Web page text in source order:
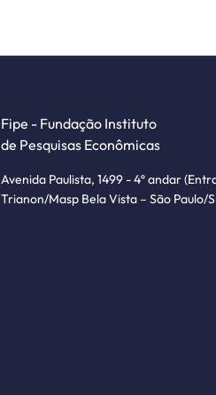
Fipe - Fundação Instituto
de Pesquisas Econômicas
Avenida Paulista, 1499 - 4º andar
Trianon/Masp Bela Vista – São Paulo/